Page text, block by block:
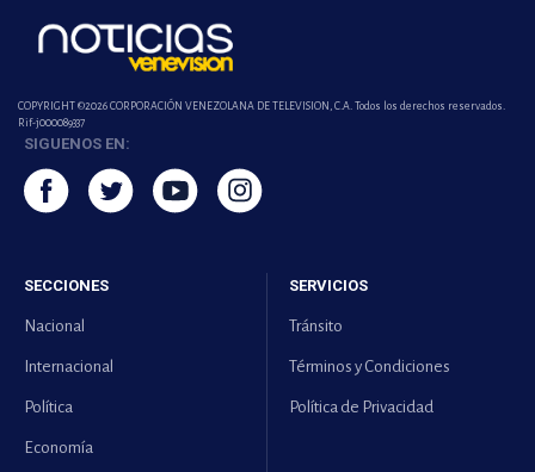
COPYRIGHT ©2026 CORPORACIÓN VENEZOLANA DE TELEVISION, C.A. Todos los derechos reservados.
Rif-j000089337
SIGUENOS EN:
SECCIONES
Nacional
Internacional
Política
Economía
SERVICIOS
Tránsito
Términos y Condiciones
Política de Privacidad